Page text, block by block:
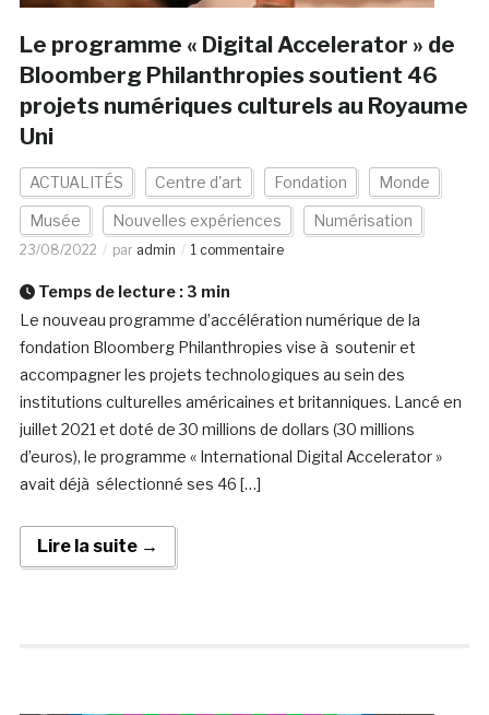
Le programme « Digital Accelerator » de
Bloomberg Philanthropies soutient 46
projets numériques culturels au Royaume
Uni
ACTUALITÉS Centre d'art Fondation Monde
Musée Nouvelles expériences Numérisation
23/08/2022 par admin 1 commentaire
Temps de lecture : 3 min
Le nouveau programme d’accélération numérique de la
fondation Bloomberg Philanthropies vise à soutenir et
accompagner les projets technologiques au sein des
institutions culturelles américaines et britanniques. Lancé en
juillet 2021 et doté de 30 millions de dollars (30 millions
d’euros), le programme « International Digital Accelerator »
avait déjà sélectionné ses 46 […]
Lire la suite →